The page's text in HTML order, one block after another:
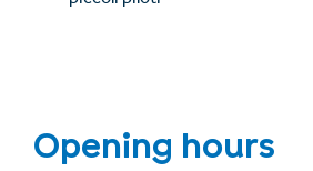
Opening hours